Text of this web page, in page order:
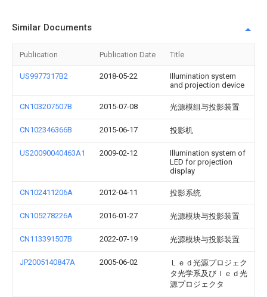
Similar Documents
Publication Publication Date Title
US9977317B2 2018-05-22
Illumination system
and projection device
CN103207507B 2015-07-08 光源模组与投影装置
CN102346366B 2015-06-17 投影机
US20090040463A1 2009-02-12
Illumination system of
LED for projection
display
CN102411206A 2012-04-11 投影系统
CN105278226A 2016-01-27 光源模块与投影装置
CN113391507B 2022-07-19 光源模块与投影装置
JP2005140847A 2005-06-02
Ｌｅｄ光源プロジェク
タ光学系及びｌｅｄ光
源プロジェクタ